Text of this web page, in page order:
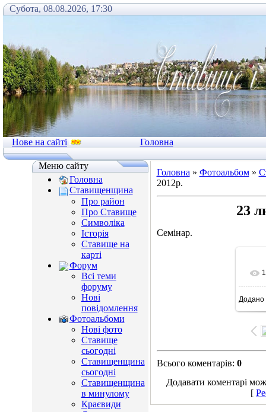
Субота, 08.08.2026, 17:30
Нове на сайті Головна
Меню сайту
Головна
Ставищенщина
Про район
Про Ставище
Символіка
Історія
Ставище на
карті
Форум
Всі теми
форуму
Нові
повідомлення
Фотоальбоми
Нові фото
Ставище
сьогодні
Ставищенщина
сьогодні
Ставищенщина
в минулому
Краєвиди
Головна » Фотоальбом»
2012р.
23
Семінар.
Додано
Всього коментарів: 0
Додавати коментарі
[